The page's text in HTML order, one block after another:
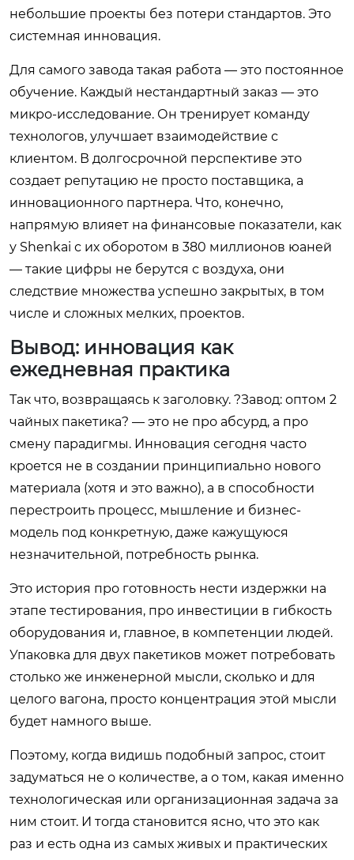
небольшие проекты без потери стандартов. Это
системная инновация.
Для самого завода такая работа — это постоянное
обучение. Каждый нестандартный заказ — это
микро-исследование. Он тренирует команду
технологов, улучшает взаимодействие с
клиентом. В долгосрочной перспективе это
создает репутацию не просто поставщика, а
инновационного партнера. Что, конечно,
напрямую влияет на финансовые показатели, как
у Shenkai с их оборотом в 380 миллионов юаней
— такие цифры не берутся с воздуха, они
следствие множества успешно закрытых, в том
числе и сложных мелких, проектов.
Вывод: инновация как
ежедневная практика
Так что, возвращаясь к заголовку. ?Завод: оптом 2
чайных пакетика? — это не про абсурд, а про
смену парадигмы. Инновация сегодня часто
кроется не в создании принципиально нового
материала (хотя и это важно), а в способности
перестроить процесс, мышление и бизнес-
модель под конкретную, даже кажущуюся
незначительной, потребность рынка.
Это история про готовность нести издержки на
этапе тестирования, про инвестиции в гибкость
оборудования и, главное, в компетенции людей.
Упаковка для двух пакетиков может потребовать
столько же инженерной мысли, сколько и для
целого вагона, просто концентрация этой мысли
будет намного выше.
Поэтому, когда видишь подобный запрос, стоит
задуматься не о количестве, а о том, какая именно
технологическая или организационная задача за
ним стоит. И тогда становится ясно, что это как
раз и есть одна из самых живых и практических